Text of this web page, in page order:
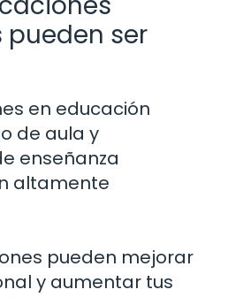
ser
en educación
de aula y
enseñanza
altamente
pueden mejorar
y aumentar tus